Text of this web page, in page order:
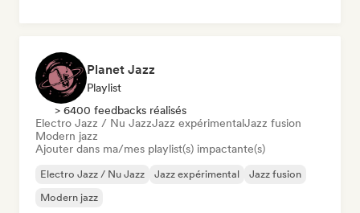
Planet Jazz
Playlist
> 6400 feedbacks réalisés
Electro Jazz / Nu JazzJazz expérimentalJazz fusion
Modern jazz
Ajouter dans ma/mes playlist(s) impactante(s)
Electro Jazz / Nu Jazz Jazz expérimental
Jazz fusion
Modern jazz